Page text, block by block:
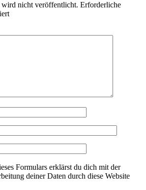
nicht veröffentlicht. Erforderliche
Formulars erklärst du dich mit der
deiner Daten durch diese Website